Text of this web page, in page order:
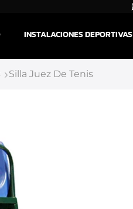
INSTALACIONES DEPORTIVAS
Silla Juez De Tenis